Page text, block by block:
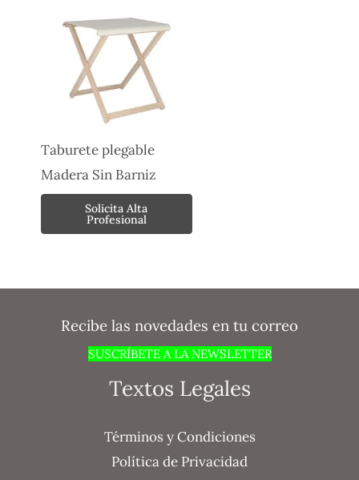
Taburete plegable
Madera Sin Barniz
Solicita Alta
Profesional
Recibe las novedades en tu correo
SUSCRÍBETE A LA NEWSLETTER
Textos Legales
Términos y Condiciones
Política de Privacidad